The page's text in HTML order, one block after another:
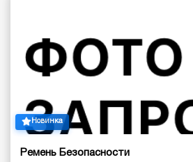
Новинка
Ремень Безопасности